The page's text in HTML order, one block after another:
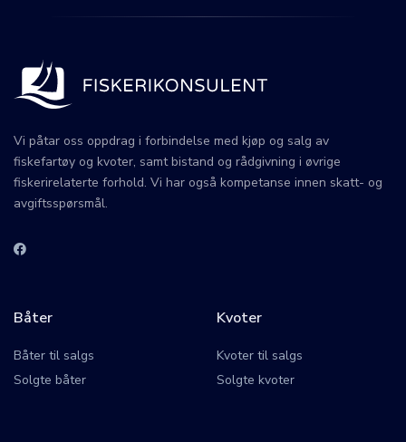
Vi påtar oss oppdrag i forbindelse med kjøp og salg av
fiskefartøy og kvoter, samt bistand og rådgivning i øvrige
fiskerirelaterte forhold. Vi har også kompetanse innen skatt- og
avgiftsspørsmål.
Båter
Båter til salgs
Solgte båter
Kvoter
Kvoter til salgs
Solgte kvoter